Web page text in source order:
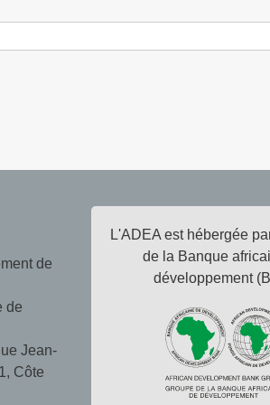
de
de
Jean-
Côte
L'ADEA est hébergée
de la Banque
développement